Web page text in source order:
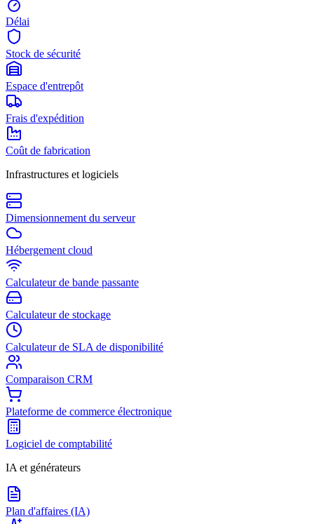
Délai
Stock de sécurité
Espace d'entrepôt
Frais d'expédition
Coût de fabrication
Infrastructures et logiciels
Dimensionnement du serveur
Hébergement cloud
Calculateur de bande passante
Calculateur de stockage
Calculateur de SLA de disponibilité
Comparaison CRM
Plateforme de commerce électronique
Logiciel de comptabilité
IA et générateurs
Plan d'affaires (IA)